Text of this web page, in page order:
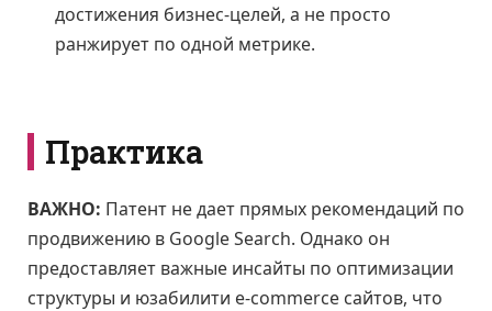
достижения бизнес-целей, а не просто
ранжирует по одной метрике.
Практика
ВАЖНО: Патент не дает прямых рекомендаций по
продвижению в Google Search. Однако он
предоставляет важные инсайты по оптимизации
структуры и юзабилити e-commerce сайтов, что